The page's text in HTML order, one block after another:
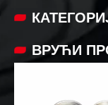
ВРУЋИ